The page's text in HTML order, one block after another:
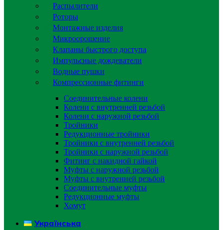
Распылители
Роторы
Монтажные изделия
Микроорошение
Клапаны быстрого доступа
Импульсные дождеватели
Водные пушки
Компрессионные фитинги
Соединительные колени
Колени с внутренней резьбой
Колени с наружной резьбой
Тройники
Редукционные тройники
Тройники с внутренней резьбой
Тройники с наружной резьбой
Фитинг с накидной гайкой
Муфты с наружной резьбой
Муфты с внутренней резьбой
Соединительные муфты
Редукционные муфты
Хомут
Українська